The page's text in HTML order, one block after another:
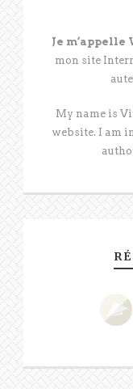
Je
mon site
My name is
website. I am